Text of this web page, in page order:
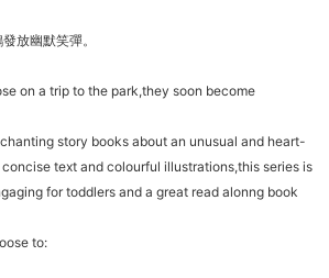
放幽默笑彈。
on a trip to the park,they soon become
story books about an unusual and heart-
text and colourful illustrations,this series is
for toddlers and a great read alonng book
to: